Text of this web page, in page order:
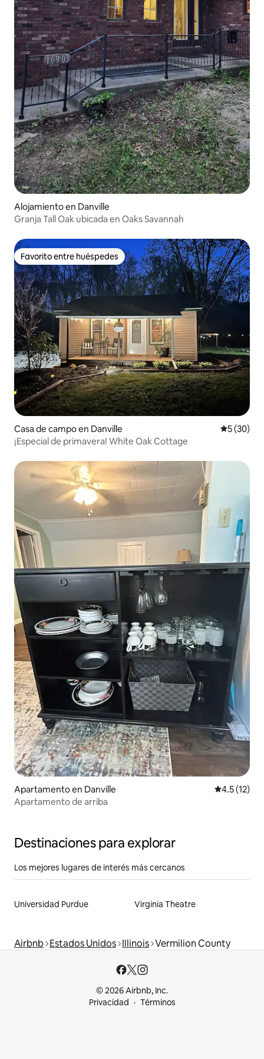
Alojamiento en Danville
Granja Tall Oak ubicada en Oaks Savannah
Favorito entre huéspedes
Favorito entre huéspedes
Casa de campo en Danville
5 (30)
¡Especial de primavera! White Oak Cottage
Apartamento en Danville Calificación
4.5 (12)
Apartamento de arriba
Destinaciones para explorar
Los mejores lugares de interés más cercanos
Universidad Purdue Virginia Theatre
Airbnb Estados Unidos Illinois Vermilion County
© 2026 Airbnb, Inc.
Privacidad
Términos